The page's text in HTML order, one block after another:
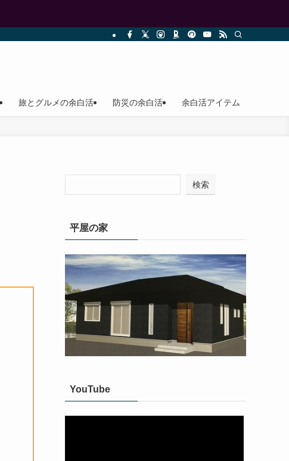
旅とグルメの余白活 防災の余白活 余白活アイテム
検索
平屋の家
YouTube